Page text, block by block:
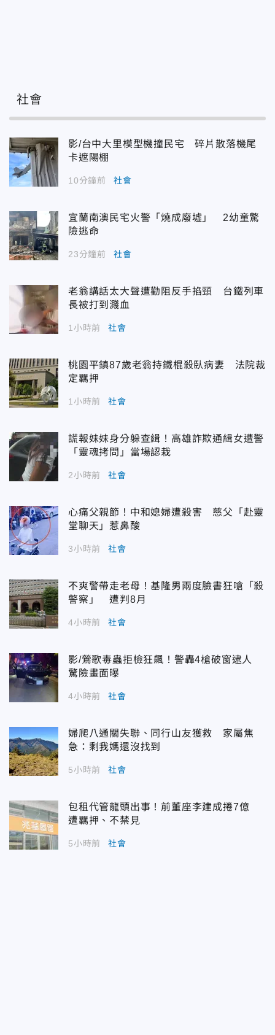
社會
影/台中大里模型機撞民宅 碎片散落機尾
卡遮陽棚
10分鐘前 社會
宜蘭南澳民宅火警「燒成廢墟」 2幼童驚
險逃命
23分鐘前 社會
老翁講話太大聲遭勸阻反手掐頸 台鐵列車
長被打到濺血
1小時前 社會
桃園平鎮87歲老翁持鐵棍殺臥病妻 法院裁
定羈押
1小時前 社會
謊報妹妹身分躲查緝！高雄詐欺通緝女遭警
「靈魂拷問」當場認栽
2小時前 社會
心痛父親節！中和媳婦遭殺害 慈父「赴靈
堂聊天」惹鼻酸
3小時前 社會
不爽警帶走老母！基隆男兩度臉書狂嗆「殺
警察」 遭判8月
4小時前 社會
影/鶯歌毒蟲拒檢狂飆！警轟4槍破窗逮人
驚險畫面曝
4小時前 社會
婦爬八通關失聯、同行山友獲救 家屬焦
急：剩我媽還沒找到
5小時前 社會
包租代管龍頭出事！前董座李建成捲7億
遭羈押、不禁見
5小時前 社會